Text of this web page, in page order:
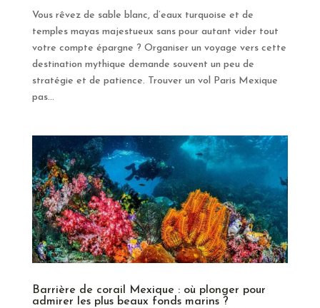
Vous rêvez de sable blanc, d’eaux turquoise et de
temples mayas majestueux sans pour autant vider tout
votre compte épargne ? Organiser un voyage vers cette
destination mythique demande souvent un peu de
stratégie et de patience. Trouver un vol Paris Mexique
pas...
Barrière de corail Mexique : où plonger pour
admirer les plus beaux fonds marins ?